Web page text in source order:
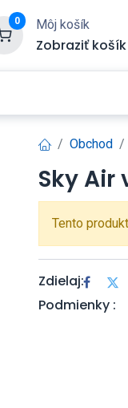
0 Môj košík
Zobraziť košík
Obchod
Sky Air
Tento
Zdielaj:
Podmienky :